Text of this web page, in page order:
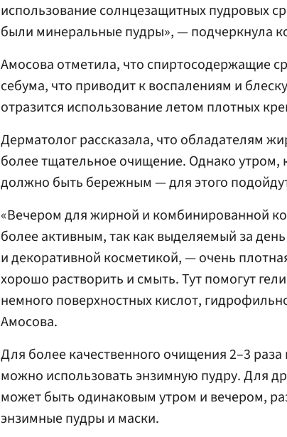
использование солнцезащитных пудровых
были минеральные пудры», — подчеркнула
Амосова отметила, что спиртосодержащие
себума, что приводит к воспалениям и
отразится использование летом плотных
Дерматолог рассказала, что обладателям
более тщательное очищение. Однако утром,
должно быть бережным — для этого
«Вечером для жирной и комбинированной
более активным, так как выделяемый за
и декоративной косметикой, — очень
хорошо растворить и смыть. Тут помогут
немного поверхностных кислот,
Амосова.
Для более качественного очищения 2–3
можно использовать энзимную пудру. Для
может быть одинаковым утром и вечером,
энзимные пудры и маски.